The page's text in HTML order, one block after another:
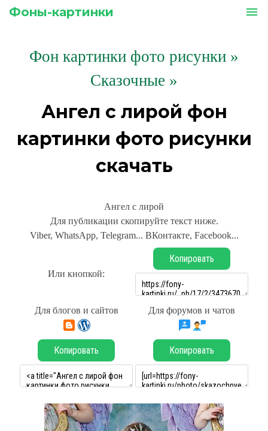
Фоны-картинки menu
Фон картинки фото рисунки »
Сказочные »
Ангел с лирой фон
картинки фото рисунки
скачать
Ангел с лирой
Для публикации скопируйте текст ниже.
Viber, WhatsApp, Telegram... ВКонтакте, Facebook...
Или кнопкой:
Копировать
Для блогов и сайтов Для форумов и чатов
Копировать Копировать